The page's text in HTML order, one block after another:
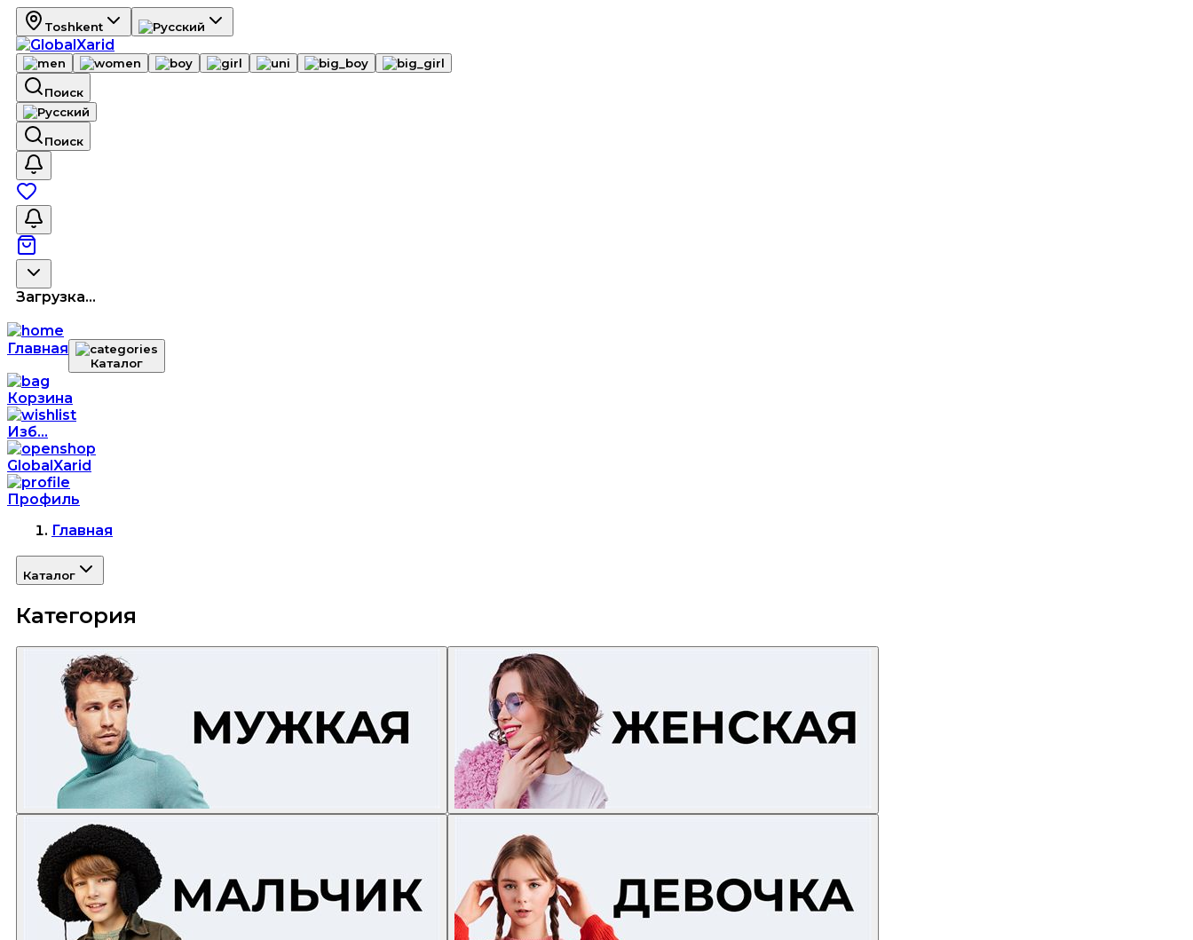
Toshkent
Поиск
Поиск
Загрузка...
Главная
Каталог
Корзина
Изб...
GlobalXarid
Профиль
Главная
Каталог
Категория